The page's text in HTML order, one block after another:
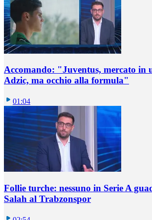
Accomando: "Juventus, mercato in
Adzic, ma occhio alla formula"
01:04
Follie turche: nessuno in Serie A
Salah al Trabzonspor